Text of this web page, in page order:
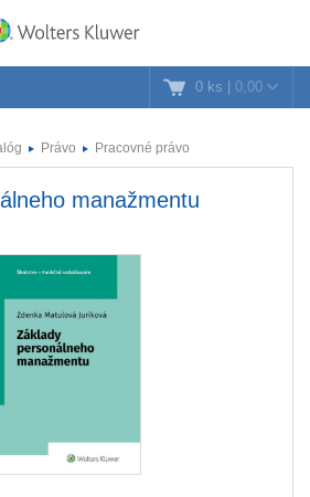
0 ks | 0,00
Právo Pracovné právo
manažmentu